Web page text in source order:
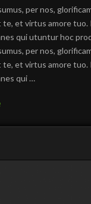
per nos,
et virtus amore tuo.
qui utuntur hoc
per nos,
et virtus amore tuo.
qui …